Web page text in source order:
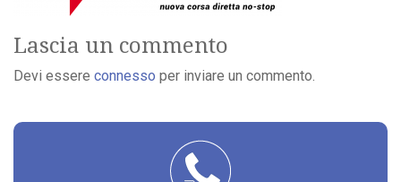
Lascia un commento
Devi essere connesso per inviare un commento.